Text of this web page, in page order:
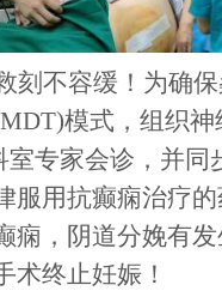
刻不容缓！为确
模式，组织
专家会诊，并
服用抗癫痫治疗
痫，阴道分娩有
术终止妊娠！